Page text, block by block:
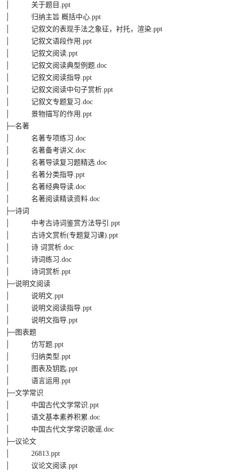
│ 关于题目.ppt
│ 归纳主旨 概括中心.ppt
│ 记叙文的表现手法之象征，衬托，渲染.ppt
│ 记叙文语段作用.ppt
│ 记叙文阅读.ppt
│ 记叙文阅读典型例题.doc
│ 记叙文阅读指导.ppt
│ 记叙文阅读中句子赏析.ppt
│ 记叙文专题复习.doc
│ 景物描写的作用.ppt
├─名著
│ 名著专项练习.doc
│ 名著备考讲义.doc
│ 名著导读复习题精选.doc
│ 名著分类指导.ppt
│ 名著经典导读.doc
│ 名著阅读精读资料.doc
├─诗词
│ 中考古诗词鉴赏方法导引.ppt
│ 古诗文赏析(专题复习课).ppt
│ 诗 词赏析.doc
│ 诗词练习.doc
│ 诗词赏析.ppt
├─说明文阅读
│ 说明文.ppt
│ 说明文阅读指导.ppt
│ 说明文指导.ppt
├─图表题
│ 仿写题.ppt
│ 归纳类型.ppt
│ 图表及钥匙.ppt
│ 语言运用.ppt
├─文学常识
│ 中国古代文学常识.ppt
│ 语文基本素养积累.doc
│ 中国古代文学常识歌谣.doc
├─议论文
│ 26813.ppt
│ 议论文阅读.ppt